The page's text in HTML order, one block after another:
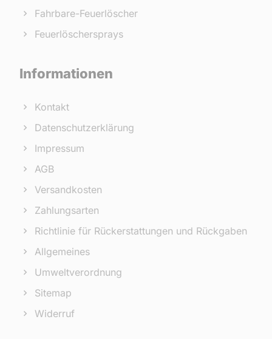
Fahrbare-Feuerlöscher
Feuerlöschersprays
Informationen
Kontakt
Datenschutzerklärung
Impressum
AGB
Versandkosten
Zahlungsarten
Richtlinie für Rückerstattungen und Rückgaben
Allgemeines
Umweltverordnung
Sitemap
Widerruf